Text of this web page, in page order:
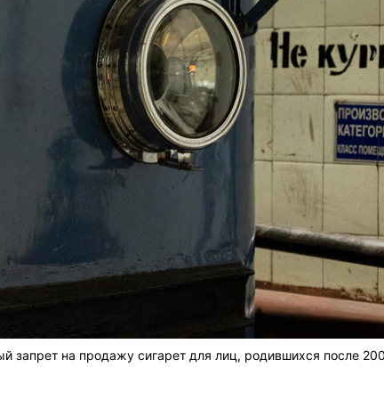
запрет на продажу сигарет для лиц, родившихся после